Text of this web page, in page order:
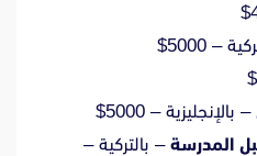
– 5000$
– بالإنجليزية – 5000$
المدرسة – بالتركية –